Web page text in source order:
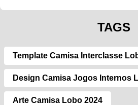
TAGS
Template Camisa Interclasse
Design Camisa Jogos Internos
Arte Camisa Lobo 2024